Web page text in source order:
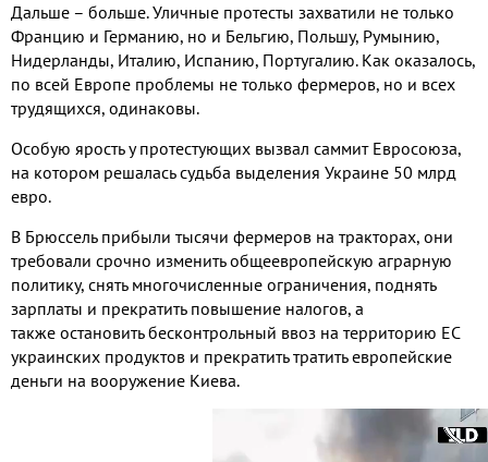
Дальше – больше. Уличные протесты захватили не только
Францию и Германию, но и Бельгию, Польшу, Румынию,
Нидерланды, Италию, Испанию, Португалию. Как оказалось,
по всей Европе проблемы не только фермеров, но и всех
трудящихся, одинаковы.
Особую ярость у протестующих вызвал саммит Евросоюза,
на котором решалась судьба выделения Украине 50 млрд
евро.
В Брюссель прибыли тысячи фермеров на тракторах, они
требовали срочно изменить общеевропейскую аграрную
политику, снять многочисленные ограничения, поднять
зарплаты и прекратить повышение налогов, а
также остановить бесконтрольный ввоз на территорию ЕС
украинских продуктов и прекратить тратить европейские
деньги на вооружение Киева.